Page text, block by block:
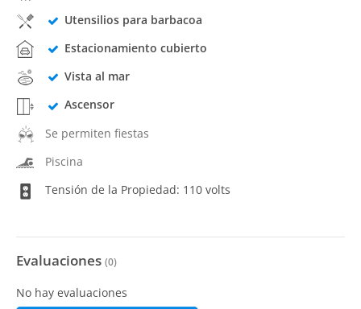
Utensilios para barbacoa
Estacionamiento cubierto
Vista al mar
Ascensor
Se permiten fiestas
Piscina
Tensión de la Propiedad: 110 volts
Evaluaciones (0)
No hay evaluaciones